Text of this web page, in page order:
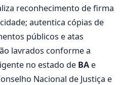
reconhecimento de firma
autentica cópias de
públicos e atas
lavrados conforme a
no estado de BA e
Nacional de Justiça e